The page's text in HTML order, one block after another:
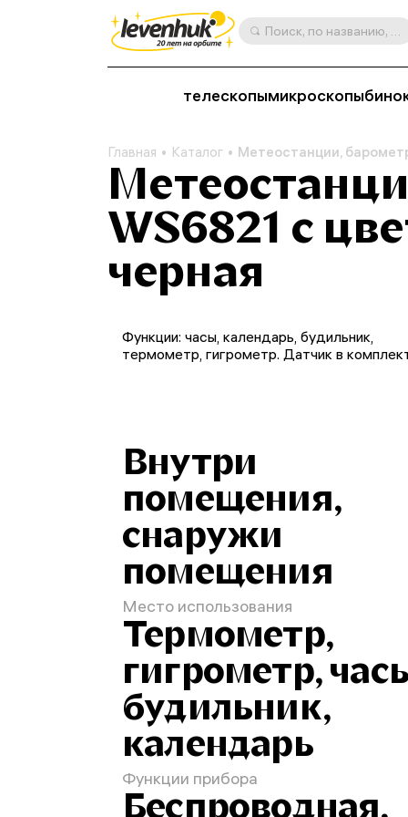
Поиск, по названию, артикулу, категории и др.
телескопымикроскопы
Главная Каталог Метеостанции,
WS6821 с
черная
Функции: часы, календарь, будильник,
термометр, гигрометр. Датчик в
Внутри
помещения,
снаружи
помещения
Место использования
Термометр,
гигрометр,
будильник,
календарь
Функции прибора
Беспроводная,